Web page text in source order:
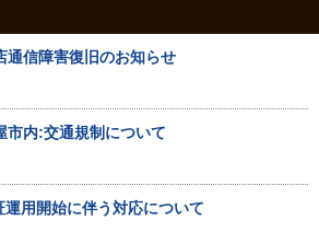
通信障害復旧のお知らせ
市内:交通規制について
運用開始に伴う対応について